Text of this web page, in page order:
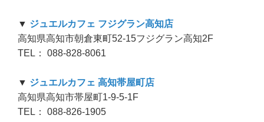
▼ ジュエルカフェ フジグラン高知店
高知県高知市朝倉東町52-15フジグラン高知2F
TEL： 088-828-8061
▼ ジュエルカフェ 高知帯屋町店
高知県高知市帯屋町1-9-5-1F
TEL： 088-826-1905